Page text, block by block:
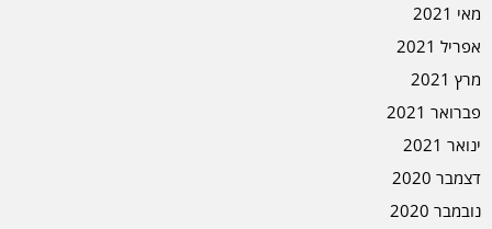
מאי 2021
אפריל 2021
מרץ 2021
פברואר 2021
ינואר 2021
דצמבר 2020
נובמבר 2020